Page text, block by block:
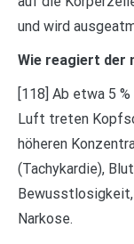
und wird
Wie reagiert der
[118] Ab etwa 5
Luft treten
höheren
(Tachykardie),
Narkose.